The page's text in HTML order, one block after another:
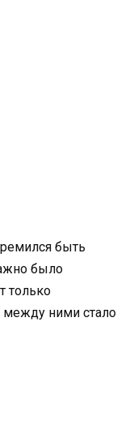
быть
было
только
между ними стало